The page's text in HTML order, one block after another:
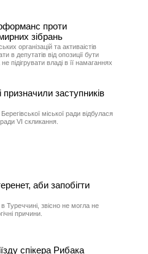
проти
зібрань
організацій та активаістів
в депутатів від опозиції бути
підігрувати владі в її намаганнях
призначили заступників
міської ради відбулася
VI скликання.
аби запобігти
Туреччині, звісно не могла не
причини.
спікера Рибака